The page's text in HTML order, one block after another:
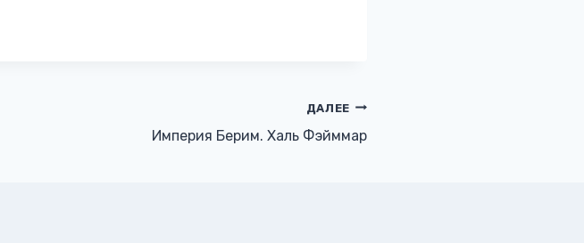
ДАЛЕЕ
Империя Берим. Халь Фэйммар